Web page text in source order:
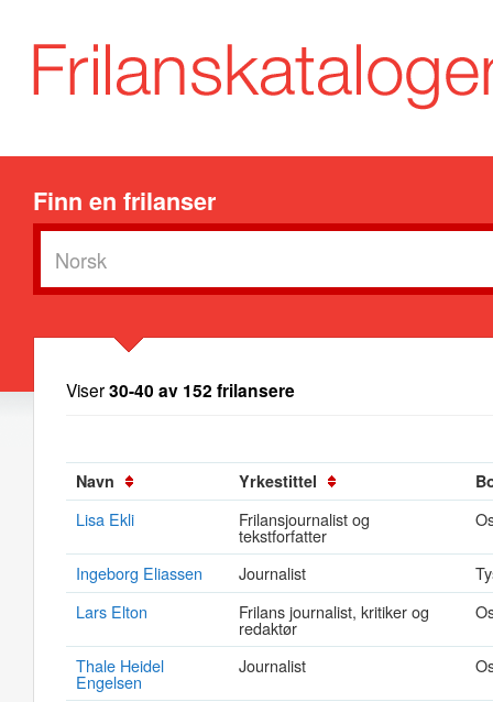
Finn en frilanser
Viser30-40 av 152 frilansere
Navn Yrkestittel
Lisa Ekli Frilansjournalist og
tekstforfatter
Ingeborg Eliassen Journalist
Lars Elton
Frilans journalist, kritiker og
redaktør
Thale Heidel
Engelsen
Journalist